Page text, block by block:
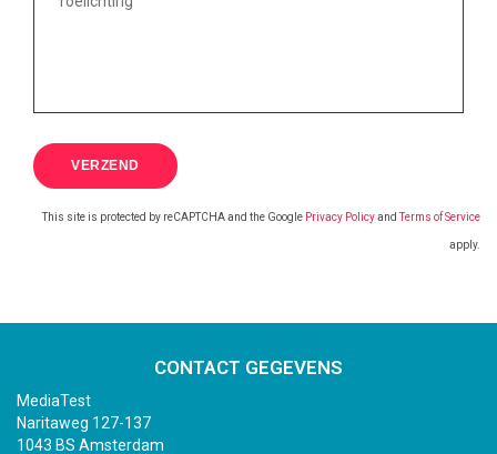
This site is protected by reCAPTCHA and the Google Privacy PolicyandTerms of Service
apply.
CONTACT GEGEVENS
MediaTest
Naritaweg 127-137
1043 BS Amsterdam